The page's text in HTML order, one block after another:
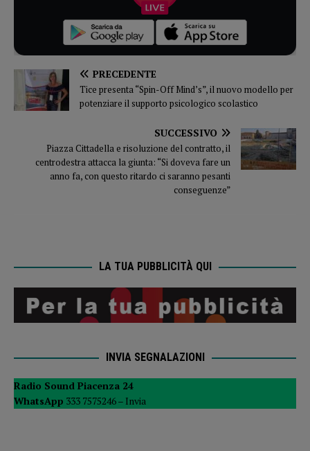
PRECEDENTE
Tice presenta “Spin-Off Mind’s”, il nuovo modello per
potenziare il supporto psicologico scolastico
SUCCESSIVO
Piazza Cittadella e risoluzione del contratto, il
centrodestra attacca la giunta: “Si doveva fare un
anno fa, con questo ritardo ci saranno pesanti
conseguenze”
LA TUA PUBBLICITÀ QUI
INVIA SEGNALAZIONI
Radio Sound Piacenza 24
WhatsApp 333 7575246 – Invia